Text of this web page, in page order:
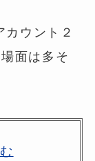
ウント２
面は多そ